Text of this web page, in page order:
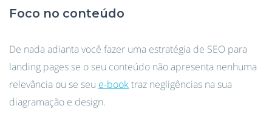
Foco no conteúdo
De nada adianta você fazer uma estratégia de SEO para
landing pages se o seu conteúdo não apresenta nenhuma
relevância ou se seu e-booktraz negligências na sua
diagramação e design.